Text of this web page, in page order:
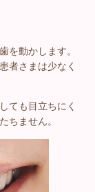
を動かします。
者さまは少なく
ても目立ちにく
ちません。